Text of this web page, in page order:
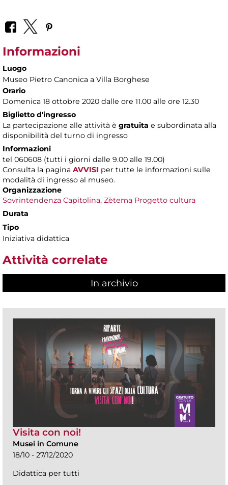
Informazioni
Luogo
Museo Pietro Canonica a Villa Borghese
Orario
Domenica 18 ottobre 2020 dalle ore 11.00 alle ore 12.30
Biglietto d'ingresso
La partecipazione alle attività è gratuita e subordinata alla
disponibilità del turno di ingresso
Informazioni
tel 060608 (tutti i giorni dalle 9.00 alle 19.00)
Consulta la pagina AVVISI per tutte le informazioni sulle
modalità di ingresso al museo.
Organizzazione
Sovrintendenza Capitolina, Zètema Progetto cultura
Durata
Tipo
Iniziativa didattica
Attività correlate
In archivio
Visita con noi!
Musei in Comune
18/10 - 27/12/2020
Didattica per tutti